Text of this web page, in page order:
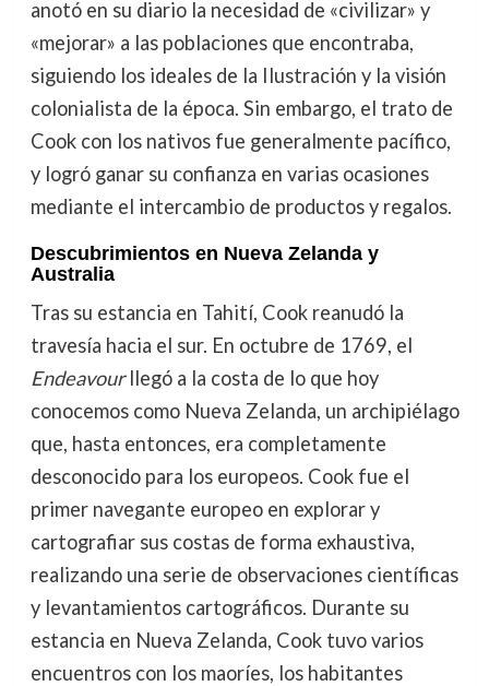
anotó en su diario la necesidad de «civilizar» y
«mejorar» a las poblaciones que encontraba,
siguiendo los ideales de la Ilustración y la visión
colonialista de la época. Sin embargo, el trato de
Cook con los nativos fue generalmente pacífico,
y logró ganar su confianza en varias ocasiones
mediante el intercambio de productos y regalos.
Descubrimientos en Nueva Zelanda y
Australia
Tras su estancia en Tahití, Cook reanudó la
travesía hacia el sur. En octubre de 1769, el
Endeavourllegó a la costa de lo que hoy
conocemos como Nueva Zelanda, un archipiélago
que, hasta entonces, era completamente
desconocido para los europeos. Cook fue el
primer navegante europeo en explorar y
cartografiar sus costas de forma exhaustiva,
realizando una serie de observaciones científicas
y levantamientos cartográficos. Durante su
estancia en Nueva Zelanda, Cook tuvo varios
encuentros con los maoríes, los habitantes